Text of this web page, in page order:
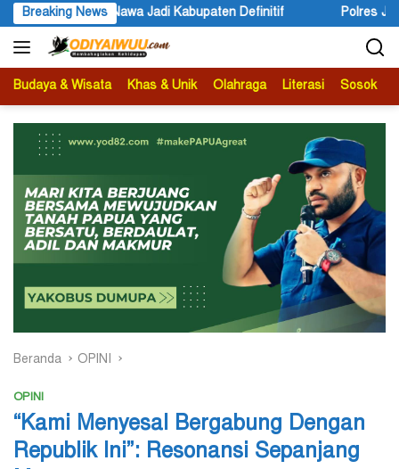
Langsung
ke
konten
Breaking News
Definitif Polres Jayapura Lakukan Penyelidikan Pasca
Budaya & Wisata Khas & Unik Olahraga Literasi Sosok
Beranda OPINI
OPINI
“Kami Menyesal Bergabung Dengan
Republik Ini”: Resonansi Sepanjang